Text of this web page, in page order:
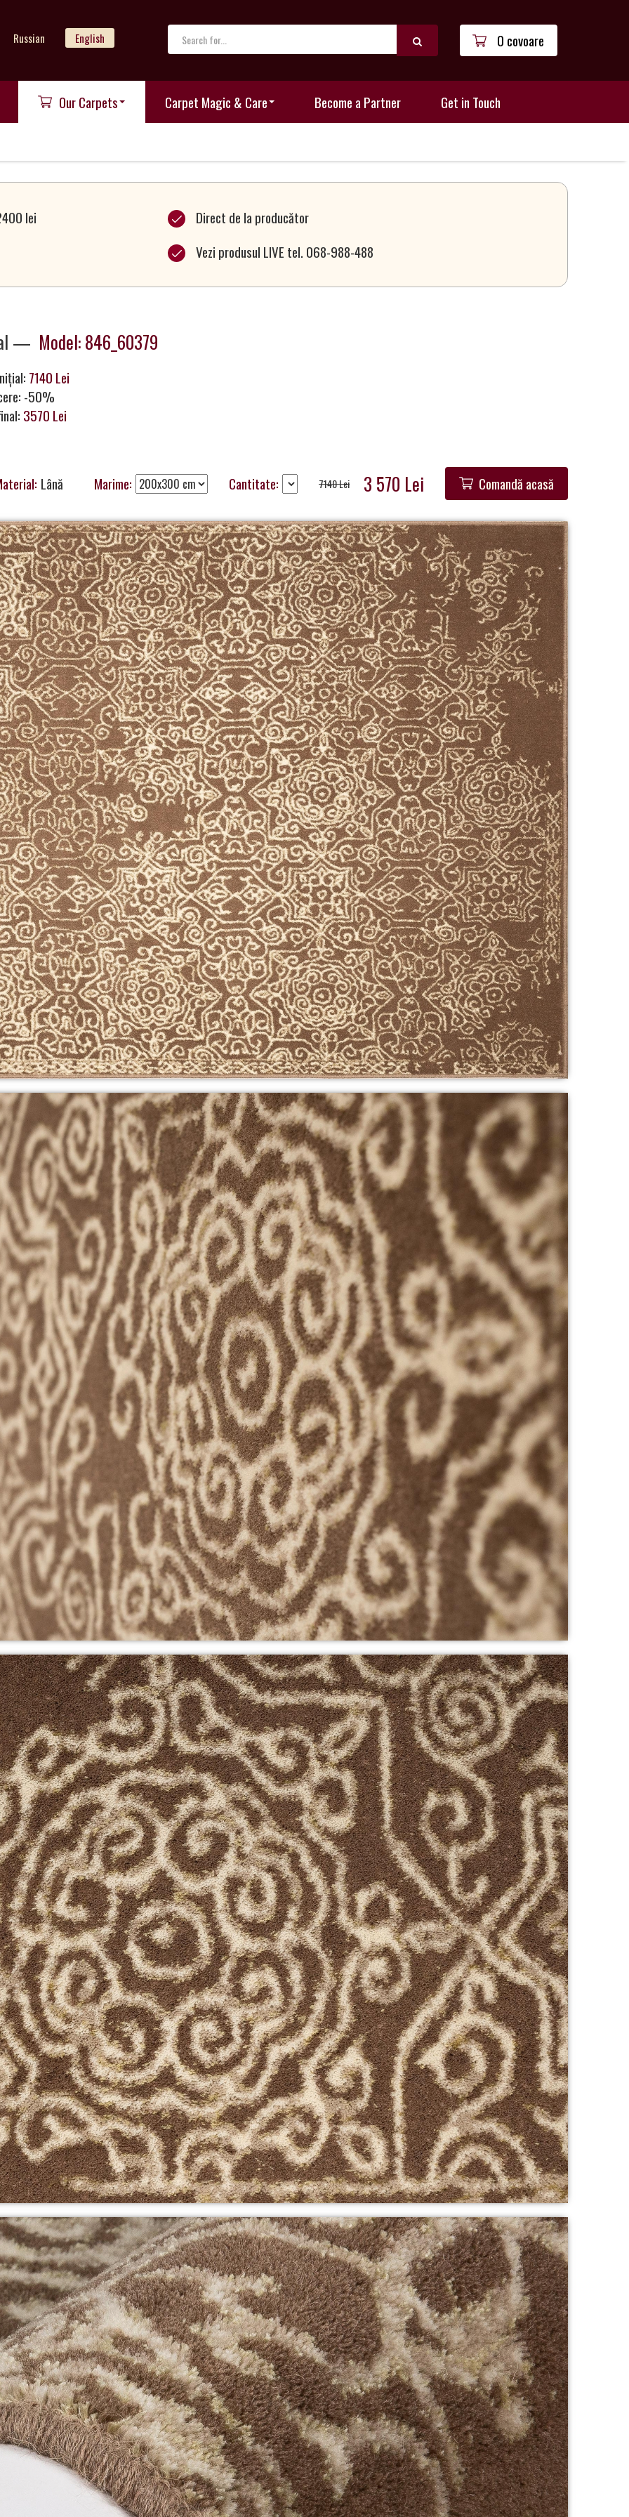
Russian English 0 covoare
Our Carpets Carpet Magic & Care Become a Partner Get in Touch
lei
Direct de la producător
Vezi produsul LIVE tel. 068-988-488
— Model: 846_60379
7140 Lei
-50%
3570 Lei
Lână Marime: Cantitate: 7140 Lei 3 570 Lei Comandă acasă